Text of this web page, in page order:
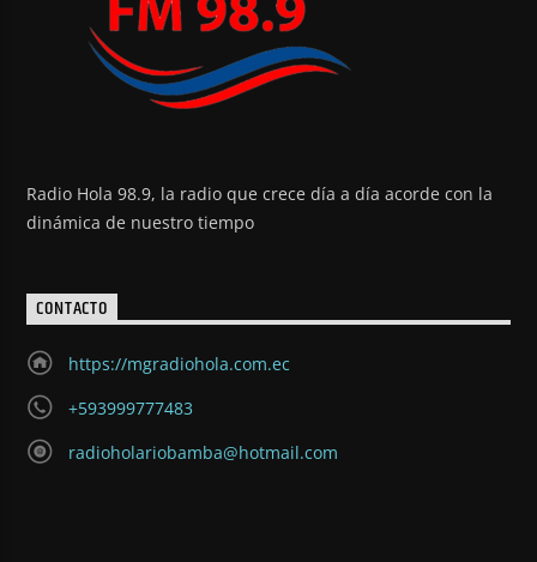
Radio Hola 98.9, la radio que crece día a día acorde con la
dinámica de nuestro tiempo
CONTACTO
https://mgradiohola.com.ec
+593999777483
radioholariobamba@hotmail.com